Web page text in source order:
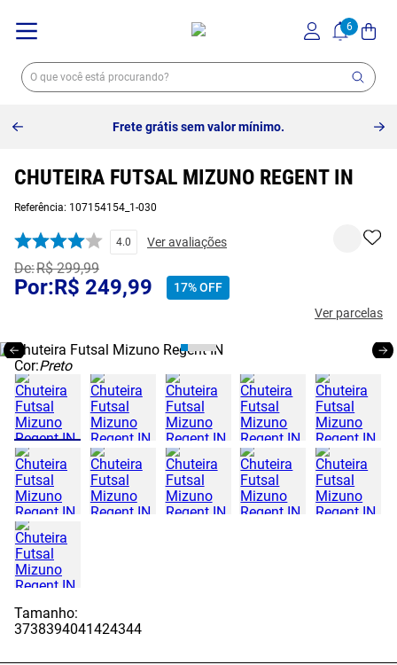
Frete grátis sem valor mínimo.
CHUTEIRA FUTSAL MIZUNO REGENT IN
Referência: 107154154_1-030
4.0 Ver avaliações
R$ 299,99
R$ 249,99 17%OFF
Ver parcelas
Cor:Preto
Tamanho:
3738394041424344